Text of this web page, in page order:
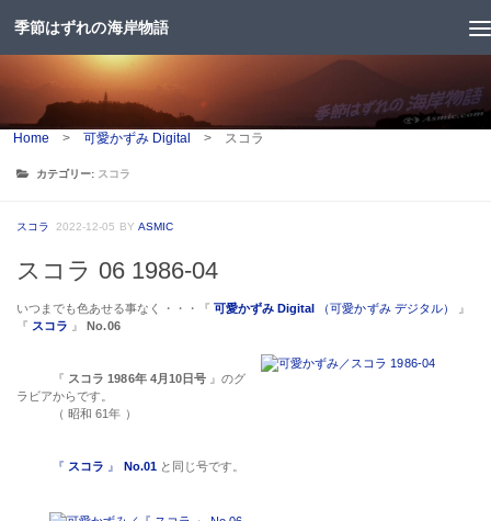
コンテンツへスキップ
季節はずれの海岸物語
Home > 可愛かずみ Digital > スコラ
カテゴリー: スコラ
スコラ 2022-12-05 BY ASMIC
スコラ 06 1986-04
いつまでも色あせる事なく・・・『 可愛かずみ Digital （可愛かずみ デジタル）
』
『 スコラ 』 No.06
『 スコラ 1986年 4月10日号』のグ
ラビアからです。
（ 昭和 61年 ）
『 スコラ 』 No.01と同じ号です。